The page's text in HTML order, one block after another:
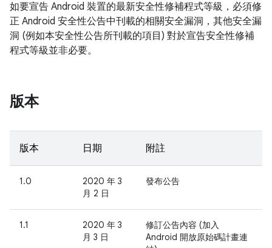
如要宣告 Android 裝置的最新安全性修補程式等級，必須修
正 Android 安全性公告中刊載的相關安全漏洞，其他安全漏
洞 (例如本安全性公告所刊載的項目) 對於宣告安全性修補
程式等級並非必要。
版本
版本 日期 附註
1.0
2020 年 3
月 2 日
發布公告
1.1
2020 年 3
月 3 日
修訂公告內容 (加入
Android 開放原始碼計畫連